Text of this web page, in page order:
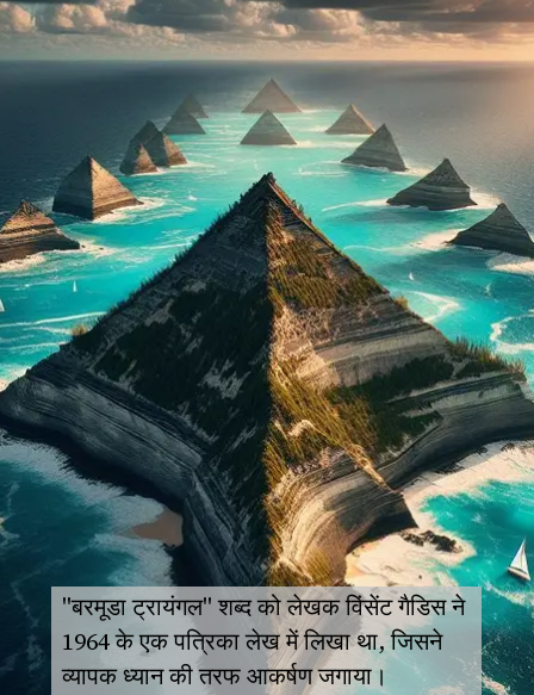
"बरमूडा ट्रायंगल" शब्द को लेखक विंसेंट गैडिस ने
1964 के एक पत्रिका लेख में लिखा था, जिसने
व्यापक ध्यान की तरफ आकर्षण जगाया।